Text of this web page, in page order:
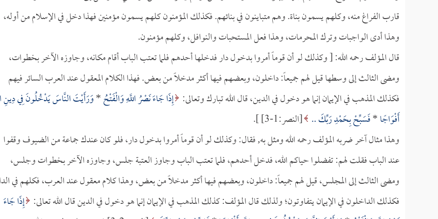
قارب الفراغ منه، وكلهم يسمون بناة. وهم متباينون في بنائهم. فكذلك المؤمنون كلهم يسمون مؤمنين فهذا دخل في الإسلام من أوله،
وهذا أدى الواجبات وترك المحرمات، وهذا فعل المستحبات والنوافل، وكلهم مؤمنون.
قال المؤلف رحمه الله: [ وكذلك لو أن قوماً أمروا بدخول دار فدخلها أحدهم فلما تعتب الباب أقام مكانه، وجاوزه الآخر بخطوات،
ومضى الثالث إلى وسطها قيل لهم جميعاً: داخلون، وبعضهم فيها أكثر مدخلاً من بعض. فهذا الكلام المعقول عند العرب السائر فيهم
فكذلك المذهب في الإيمان إنما هو دخول في الدين، قال الله تبارك وتعالى: إِذَا جَاءَ نَصْرُ اللَّهِ وَالْفَتْحُ*وَرَأَيْتَ النَّاسَ يَدْخُلُونَ فِي دِينِ
أَفْوَاجًا*فَسَبِّحْ بِحَمْدِ رَبِّكَ .. [النصر:1-3] ].
وهذا مثال آخر ضربه المؤلف رحمه الله ومثل به, فقال: وكذلك لو أن قوماً أمروا بدخول دار، فلو كان عندك جماعة من الضيوف وقفوا
عند الباب فقلت لهم: تفضلوا حياكم الله، فدخل أحدهم، فلما تعتب الباب وجاوز العتبة جلس، وجاوزه الآخر بخطوات وجلس،
ومضى الثالث إلى المجلس، قيل لهم جميعاً: داخلون، وبعضهم فيها أكثر مدخلاً من بعض، وهذا كلام معقول عند العرب، فكلهم في
فكذلك الداخلون في الإيمان يتفاوتون؛ ولذلك قال المؤلف: كذلك المذهب في الإيمان إنما هو دخول في الدين قال الله تعالى: إِذَا جَاءَ